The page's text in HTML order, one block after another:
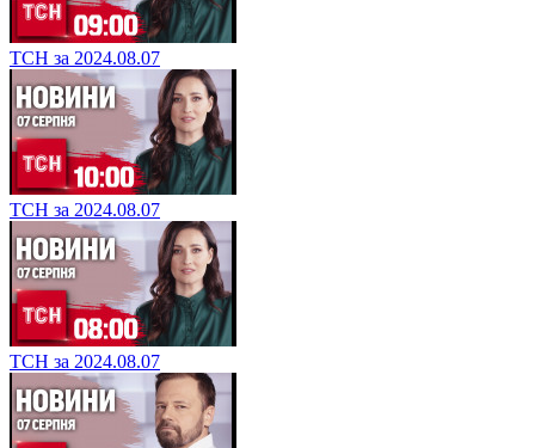
ТСН за 2024.08.07
ТСН за 2024.08.07
ТСН за 2024.08.07